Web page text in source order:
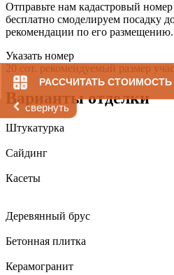
РАССЧИТАТЬ
свернуть
Отправьте нам кадастровый
бесплатно смоделируем посадку
рекомендации по его размещению.
Указать номер
20 сот. рекомендуемый размер
Варианты отделки
Штукатурка
Сайдинг
Касеты
Деревянный брус
Бетонная плитка
Керамогранит